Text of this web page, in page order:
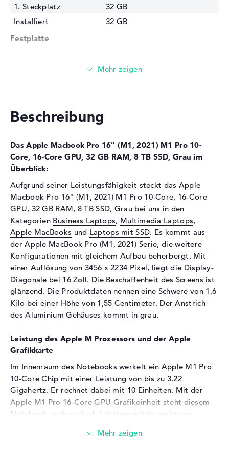
1. Steckplatz
32 GB
Installiert
32 GB
Festplatte
PCIe
Display
Display-Typ
16" TFT
Max. Auflösung
3456 x 2234
Besonderheiten
Hintergrundbeleuchtung,
Retina, Mini LED, True Tone
Kartenleser
Unterstützte Flash-
Speicherkarten
SD Memory Card, SDHC,
SDXC
Audio
Soundkarte
vorhanden
Mikrofon
Webcam
Eingabegeräte
Tastatur
Tastatur
Beleuchtet (hintergrund)
Netzwerk
802.11b, 802.11g, 802.11n
Beschreibung
Das Apple Macbook Pro 16" (M1, 2021) M1 Pro 10-
Core, 16-Core GPU, 32 GB RAM, 8 TB SSD, Grau im
Überblick:
Aufgrund seiner Leistungsfähigkeit steckt das Apple
Macbook Pro 16" (M1, 2021) M1 Pro 10-Core, 16-Core
GPU, 32 GB RAM, 8 TB SSD, Grau bei uns in den
Kategorien Business Laptops, Multimedia Laptops,
Apple MacBooks und Laptops mit SSD. Es kommt aus
derApple MacBook Pro (M1, 2021) Serie, die weitere
Konfigurationen mit gleichem Aufbau beherbergt. Mit
einer Auflösung von 3456 x 2234 Pixel, liegt die Display-
Diagonale bei 16 Zoll. Die Beschaffenheit des Screens ist
glänzend. Die Produktdaten nennen eine Schwere von 1,6
Kilo bei einer Höhe von 1,55 Centimeter. Der Anstrich
des Aluminium Gehäuses kommt in grau.
Leistung des Apple M Prozessors und der Apple
Grafikkarte
Im Innenraum des Notebooks werkelt ein Apple M1 Pro
10-Core Chip mit einer Leistung von bis zu 3.22
Gigahertz. Er rechnet dabei mit 10 Einheiten. Mit der
Apple M1 Pro 16-Core GPU Grafikeinheit steht diesem
Notebook auch grafisch Leistung mit integriertem